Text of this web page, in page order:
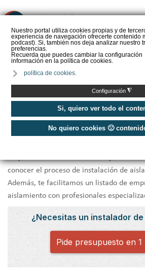
Nuestro portal utiliza cookies propias y de
experiencia de navegación ofrecerte contenido
podcast). Si, también nos deja analizar nuestro
preferencias.
Recuerda que puedes cambiar la
información en la política de cookies.
política de cookies.
Configuración ◮
Si, quiero ver todo el
No quiero cookies 🙁
Inicio
Instaladores de
instalador de aislamiento
conocer el proceso de instalación de
Además, te facilitamos un listado de
aislamiento con profesionales
¿Necesitas un instalador
Pide presupuesto en 1